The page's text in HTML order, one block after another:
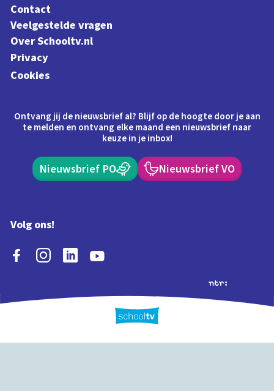
Contact
Veelgestelde vragen
Over Schooltv.nl
Privacy
Cookies
Ontvang jij de nieuwsbrief al? Blijf op de hoogte door je aan
te melden en ontvang elke maand een nieuwsbrief naar
keuze in je inbox!
Nieuwsbrief PO Nieuwsbrief VO
Volg ons!